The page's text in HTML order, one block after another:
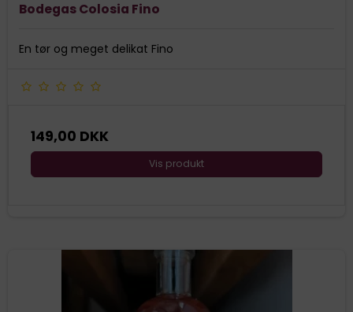
Bodegas Colosia Fino
En tør og meget delikat Fino
149,00 DKK
Vis produkt